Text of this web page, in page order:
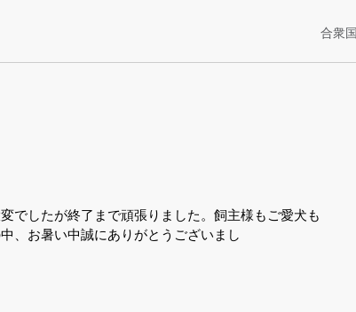
合衆
でしたが終了まで頑張りました。飼主様もご愛犬も
、お暑い中誠にありがとうございまし